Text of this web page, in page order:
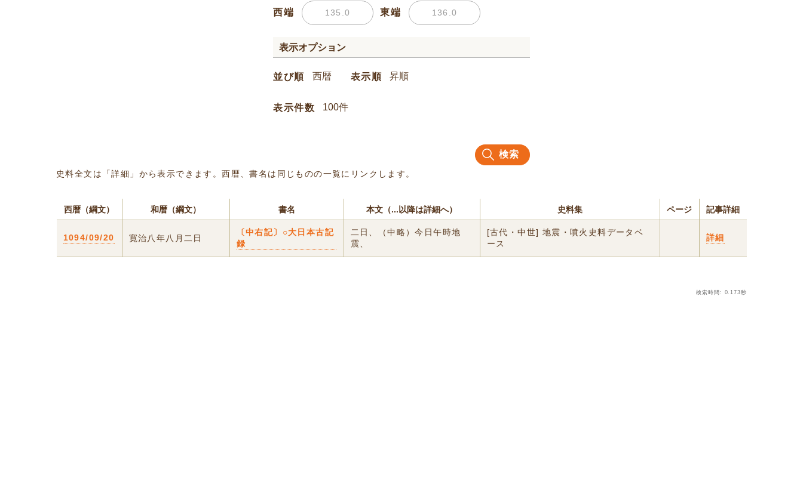
西端 東端
表示オプション
並び順 表示順
表示件数
検索
史料全文は「詳細」から表示できます。西暦、書名は同じものの一覧にリンクします。
西暦（綱文） 和暦（綱文） 書名 本文（...以降は詳細へ） 史料集 ページ 記事詳細
1094/09/20 寛治八年八月二日
〔中右記〕○大日本古記
録
二日、（中略）今日午時地
震、
[古代・中世] 地震・噴火史料データベ
ース
詳細
検索時間: 0.173秒